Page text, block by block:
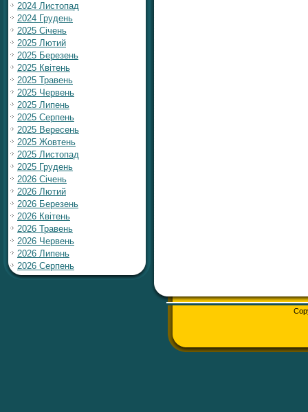
2024 Листопад
2024 Грудень
2025 Січень
2025 Лютий
2025 Березень
2025 Квітень
2025 Травень
2025 Червень
2025 Липень
2025 Серпень
2025 Вересень
2025 Жовтень
2025 Листопад
2025 Грудень
2026 Січень
2026 Лютий
2026 Березень
2026 Квітень
2026 Травень
2026 Червень
2026 Липень
2026 Серпень